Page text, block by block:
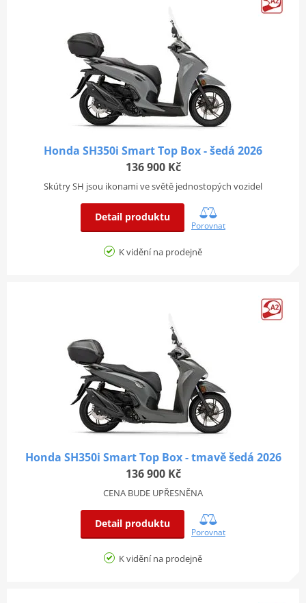
Honda SH350i Smart Top Box - šedá 2026
136 900 Kč
Skútry SH jsou ikonami ve světě jednostopých vozidel
Detail produktu
Porovnat
K vidění na prodejně
Honda SH350i Smart Top Box - tmavě šedá 2026
136 900 Kč
CENA BUDE UPŘESNĚNA
Detail produktu
Porovnat
K vidění na prodejně